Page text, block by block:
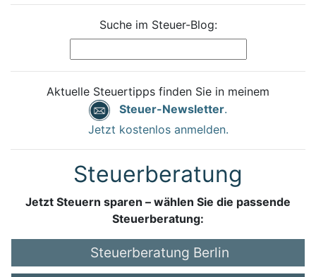
Suche im Steuer-Blog:
Aktuelle Steuertipps finden Sie in meinem
Steuer-Newsletter.
Jetzt kostenlos anmelden.
Steuerberatung
Jetzt Steuern sparen – wählen Sie die passende
Steuerberatung:
Steuerberatung Berlin